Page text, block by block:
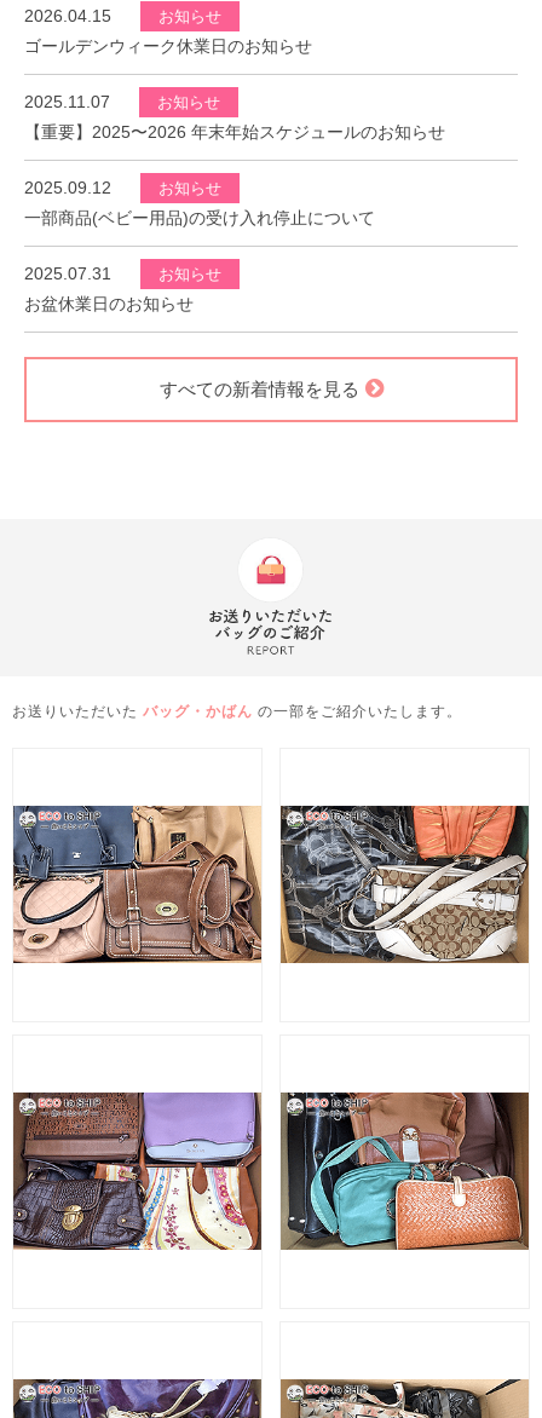
2026.04.15 お知らせ
ゴールデンウィーク休業日のお知らせ
2025.11.07 お知らせ
【重要】2025〜2026 年末年始スケジュールのお知らせ
2025.09.12 お知らせ
一部商品(ベビー用品)の受け入れ停止について
2025.07.31 お知らせ
お盆休業日のお知らせ
すべての新着情報を見る
お送りいただいた バッグ・かばん の一部をご紹介いたします。